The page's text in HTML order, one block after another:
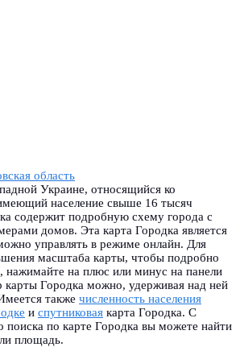
область
Украине, относящийся ко
население свыше 16 тысяч
содержит подробную схему города с
домов. Эта карта Городка является
управлять в режиме онлайн. Для
масштаба карты, чтобы подробно
нажимайте на плюс или минус на панели
карты Городка можно, удерживая над ней
также численность населения
и спутниковая карта Городка. С
по карте Городка вы можете найти
площадь.